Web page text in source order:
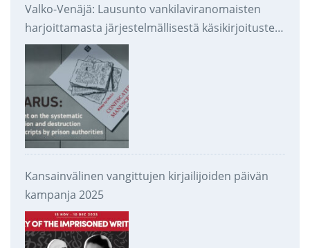
Valko-Venäjä: Lausunto vankilaviranomaisten
harjoittamasta järjestelmällisestä käsikirjoitusten
takavarikoinnista ja tuhoamisesta
Kansainvälinen vangittujen kirjailijoiden päivän
kampanja 2025